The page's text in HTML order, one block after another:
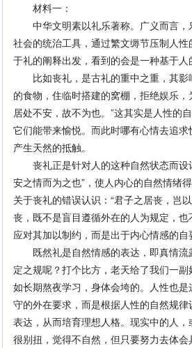
材料一：
中华文明素以礼乐著称。广义而言，
社会的统治工具，通过繁文缛节压制人
于礼的阐释出发，看到的会是一种基于人
比如丧礼，是古礼的重中之重，其影
的食物，住临时搭建的窝棚，拒绝娱乐
居处不安，故不为也。”这其实是人性的
它们能带来愉悦。而此时哪有心情去追
产生天然的抵触。
丧礼正是针对人的这种自然状态而设
安之情而为之也”，使人内心的自然情绪
关于丧礼的错误认识：“君子之居丧，岂
丧，既不是盲目遵循外在的人为规定，
应对其加以制约，而是出于内心情感的自
既然礼是自然情感的表达，即真情流
定之规呢？打个比方，老天给了我们一
如长期熬夜学习，身体会垮的。人性也
守的外在要求，而是根据人性的自然规
表达，从而培育理想人格。现实中的人
很别扭，觉得不自然，但只要努力去体